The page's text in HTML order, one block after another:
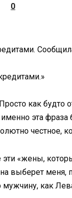
0
как будто
эта
честное,
«жены,
меня,
мужчину, как